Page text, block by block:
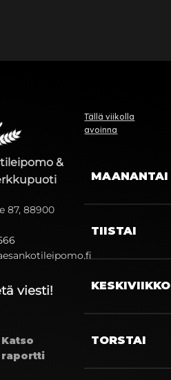
&
87, 88900
viesti!
Katso
raportti
Tällä viikolla
avoinna
MAANANTAI
TIISTAI
KESKIVIIKKO
TORSTAI